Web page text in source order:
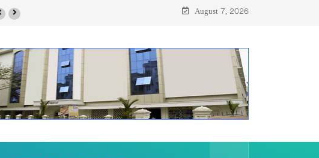
August 7, 2026